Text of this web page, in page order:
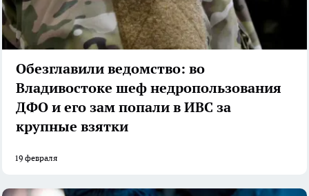
Обезглавили ведомство: во
Владивостоке шеф недропользования
ДФО и его зам попали в ИВС за
крупные взятки
19 февраля